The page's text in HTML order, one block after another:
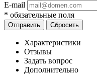
E-mail
* обязательные поля
Отправить Сбросить
Характеристики
Отзывы
Задать вопрос
Дополнительно